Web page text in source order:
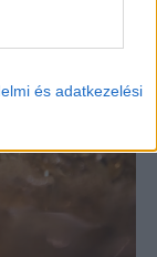
és adatkezelési